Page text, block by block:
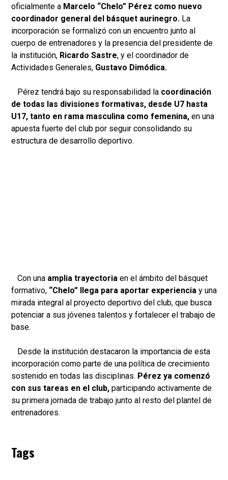
oficialmente a Marcelo “Chelo” Pérez como nuevo
coordinador general del básquet aurinegro. La
incorporación se formalizó con un encuentro junto al
cuerpo de entrenadores y la presencia del presidente de
la institución, Ricardo Sastre, y el coordinador de
Actividades Generales, Gustavo Dimódica.
Pérez tendrá bajo su responsabilidad la coordinación
de todas las divisiones formativas, desde U7 hasta
U17, tanto en rama masculina como femenina, en una
apuesta fuerte del club por seguir consolidando su
estructura de desarrollo deportivo.
Con una amplia trayectoria en el ámbito del básquet
formativo, “Chelo” llega para aportar experiencia y una
mirada integral al proyecto deportivo del club, que busca
potenciar a sus jóvenes talentos y fortalecer el trabajo de
base.
Desde la institución destacaron la importancia de esta
incorporación como parte de una política de crecimiento
sostenido en todas las disciplinas. Pérez ya comenzó
con sus tareas en el club, participando activamente de
su primera jornada de trabajo junto al resto del plantel de
entrenadores.
Tags